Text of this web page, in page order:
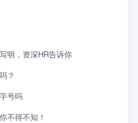
明，资深HR告诉你
？
号吗
不得不知！